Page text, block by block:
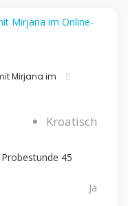
Mirjana im
Kroatisch
45
Ja